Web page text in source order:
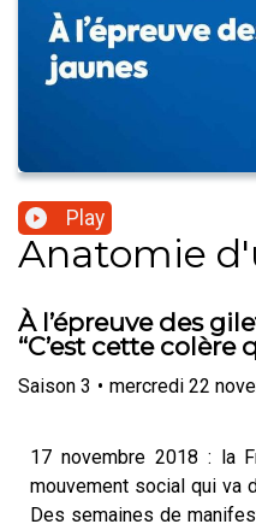
Play
Anatomie
À l’épreuve des
“C’est cette colère
Saison 3 • mercredi 22
17 novembre 2018 : la
mouvement social qui va
Des semaines de